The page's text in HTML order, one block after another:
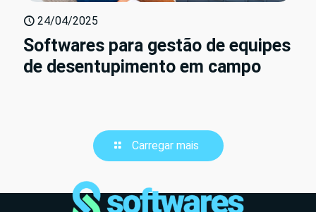
24/04/2025
Softwares para gestão de equipes
de desentupimento em campo
Carregar mais